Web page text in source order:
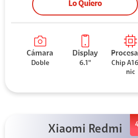
Lo Quiero
Cámara
Doble
Display
6.1"
Chip
nic
Xiaomi Redmi